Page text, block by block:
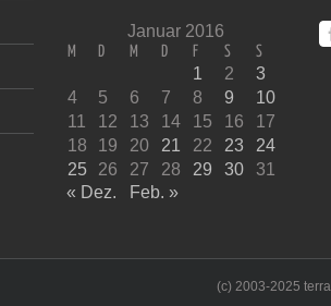
Januar 2016
M D M D F S S
1 2
3
4
5 6 7 8 9
10
11
12 13 14 15 16
17
18
19 20 21 22 23
24
25
26 27 28 29 30
31
« Dez.
Feb. »
(c) 2003-2025